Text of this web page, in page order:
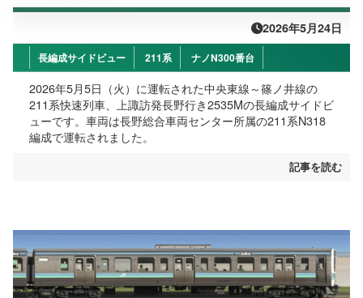
2026年5月24日
長編成サイドビュー 211系 ナノN300番台
2026年5月5日（火）に運転された中央東線～篠ノ井線の
211系快速列車、上諏訪発長野行き2535Mの長編成サイドビ
ューです。車両は長野総合車両センター所属の211系N318
編成で運転されました。
記事を読む